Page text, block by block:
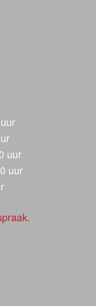
uur
uur